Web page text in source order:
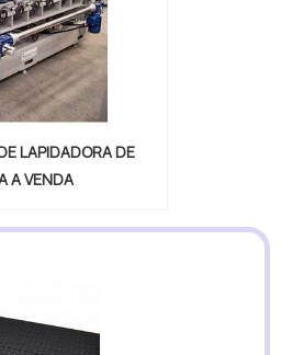
LAPIDADORA DE
A VENDA